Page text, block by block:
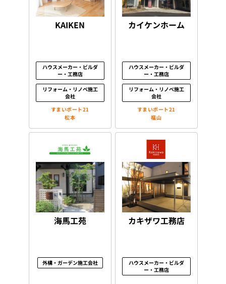
KAIKEN
ハウスメーカー・ビルダ
ー・工務店
リフォーム・リノベ施工
会社
すまいポート21
松本
カイケンホーム
ハウスメーカー・ビルダ
ー・工務店
リフォーム・リノベ施工
会社
すまいポート21
福山
海馬工苑
外構・ガーデン施工会社
カキザワ工務店
ハウスメーカー・ビルダ
ー・工務店